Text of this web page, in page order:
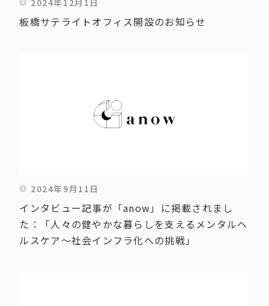
板橋サテライトオフィス開設のお知らせ
2024年9月11日
インタビュー記事が「anow」に掲載されまし
た：「人々の健やかな暮らしを支えるメンタルヘ
ルスケア～社会インフラ化への挑戦」